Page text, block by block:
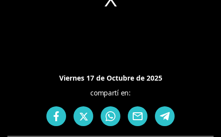
Viernes 17 de Octubre de 2025
compartí en: